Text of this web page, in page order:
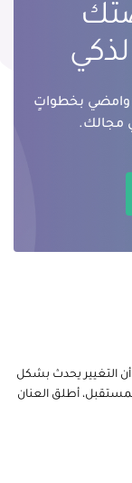
وامضي بخطواتٍ
مجالك.
أن التغيير يحدث بشكل
أطلق العنان